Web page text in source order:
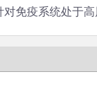
对免疫系统处于